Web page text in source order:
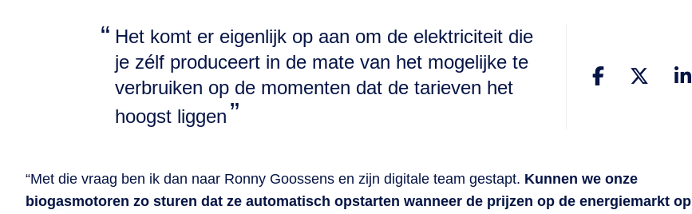
Het komt er eigenlijk op aan om de elektriciteit die
je zélf produceert in de mate van het mogelijke te
verbruiken op de momenten dat de tarieven het
hoogst liggen
“Met die vraag ben ik dan naar Ronny Goossens en zijn digitale team gestapt. Kunnen we onze
biogasmotoren zo sturen dat ze automatisch opstarten wanneer de prijzen op de energiemarkt op